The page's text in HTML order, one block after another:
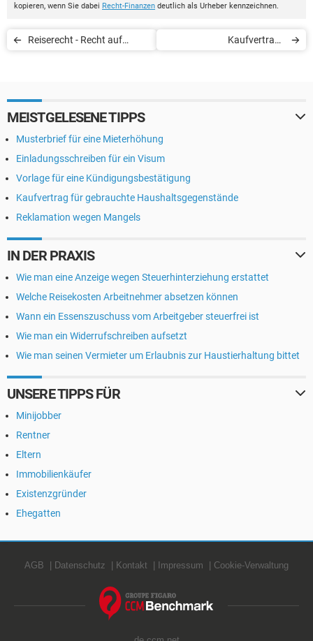
kopieren, wenn Sie dabei Recht-Finanzen deutlich als Urheber kennzeichnen.
Reiserecht - Recht auf
Kaufvertrag -
MEISTGELESENE TIPPS
Musterbrief für eine Mieterhöhung
Einladungsschreiben für ein Visum
Vorlage für eine Kündigungsbestätigung
Kaufvertrag für gebrauchte Haushaltsgegenstände
Reklamation wegen Mangels
IN DER PRAXIS
Wie man eine Anzeige wegen Steuerhinterziehung erstattet
Welche Reisekosten Arbeitnehmer absetzen können
Wann ein Essenszuschuss vom Arbeitgeber steuerfrei ist
Wie man ein Widerrufschreiben aufsetzt
Wie man seinen Vermieter um Erlaubnis zur Haustierhaltung bittet
UNSERE TIPPS FÜR
Minijobber
Rentner
Eltern
Immobilienkäufer
Existenzgründer
Ehegatten
AGB Datenschutz Kontakt Impressum Cookie-Verwaltung